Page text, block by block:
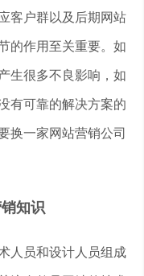
客户群以及后期网站
的作用至关重要。如
生很多不良影响，如
有可靠的解决方案的
换一家网站营销公司
知识
人员和设计人员组成